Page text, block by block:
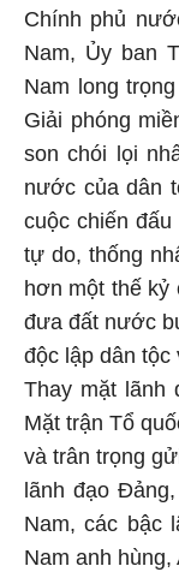
Chính phủ
Nam, Ủy ban
Nam long
Giải phóng
son chói lọi
nước của dân
cuộc chiến
tự do, thống
hơn một thế kỷ
đưa đất nước
độc lập dân tộc
Thay mặt lãnh
Mặt trận Tổ
và trân trọng
lãnh đạo
Nam, các bậc
Nam anh